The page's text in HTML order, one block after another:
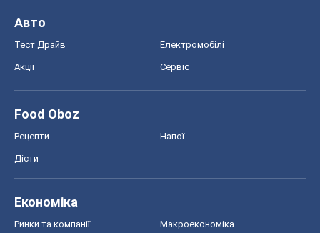
Авто
Тест Драйв Електромобілі
Акції Сервіс
Food Oboz
Рецепти Напої
Дієти
Економіка
Ринки та компанії Макроекономіка